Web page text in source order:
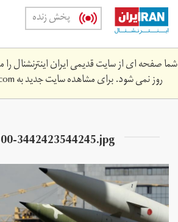
Skip
main
content
پخش زنده
شما صفحه ای از سایت قدیمی ایران اینترنشنال
روز نمی شود. برای مشاهده سایت جدید به
3442423544245.jpg